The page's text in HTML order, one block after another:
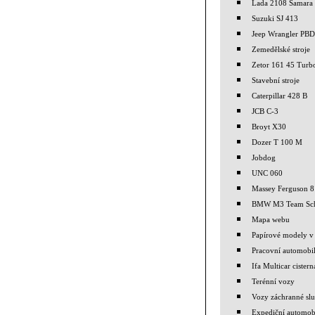
Lada 2108 Samara
Suzuki SJ 413
Jeep Wrangler
Zemedělské stroje
Zetor 161 45
Stavební stroje
Caterpillar 428 B
JCB C-3
Broyt X30
Dozer T 100 M
Jobdog
UNC 060
Massey Ferguson
BMW M3 Team
Mapa webu
Papírové modely v
Pracovní
Ifa Multicar
Terénní vozy
Vozy záchranné
Expediční